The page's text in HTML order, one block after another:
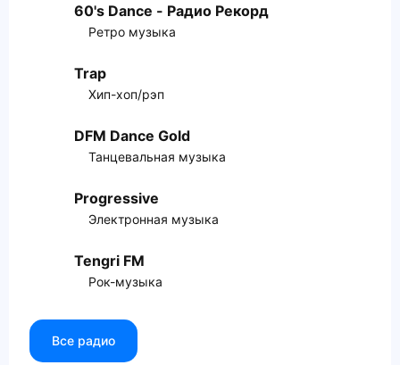
60's Dance - Радио Рекорд
Ретро музыка
Trap
Хип-хоп/рэп
DFM Dance Gold
Танцевальная музыка
Progressive
Электронная музыка
Tengri FM
Рок-музыка
Все радио